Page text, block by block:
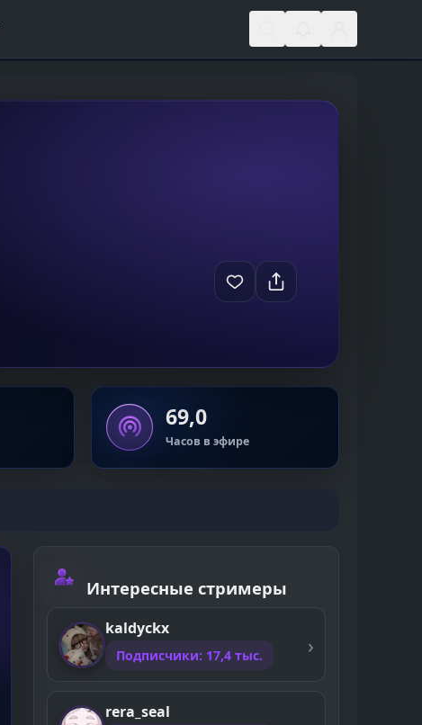
69,0
Часов в эфире
Интересные стримеры
kaldyckx
Подписчики: 17,4 тыс.
rera_seal